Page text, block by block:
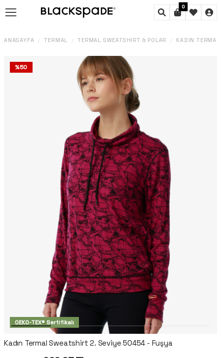
0
ANASAYFA / TERMAL / TERMAL SWEATSHIRT & POLAR / KADIN
%50
OEKO-TEX® Sertifikalı
Kadın Termal Sweatshirt 2. Seviye 50454 - Fuşya